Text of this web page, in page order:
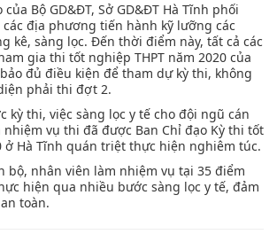
Bộ GD&ĐT, Sở GD&ĐT Hà Tĩnh phối
các địa phương tiến hành kỹ lưỡng các
kê, sàng lọc. Đến thời điểm này, tất cả các
gia thi tốt nghiệp THPT năm 2020 của
đủ điều kiện để tham dự kỳ thi, không
phải thi đợt 2.
kỳ thi, việc sàng lọc y tế cho đội ngũ cán
vụ thi đã được Ban Chỉ đạo Kỳ thi tốt
ở Hà Tĩnh quán triệt thực hiện nghiêm túc.
bộ, nhân viên làm nhiệm vụ tại 35 điểm
hiện qua nhiều bước sàng lọc y tế, đảm
toàn.